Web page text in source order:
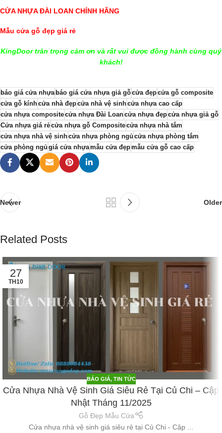
CỬA NHỰA ĐÀI LOAN CHÍNH HÃNG
Mẫu cửa gỗ đẹp giá rẻ
KingDoor trân trọng cảm ơn và rất vui được đồng hành cùng quý
khách!
báo giá cửa nhựabáo giá cửa nhựa giả gỗcửa đẹpcửa gỗ composite
cửa gỗ kínhcửa nhà đẹpcửa nhà vệ sinhcửa nhựa cao cấp
cửa nhựa compositecửa nhựa Đài Loancửa nhựa đẹpcửa nhựa giả gỗ
Cửa nhựa giá rẻcửa nhựa gỗ Compositecửa nhựa nhà tắm
cửa nhựa nhà vệ sinhcửa nhựa phòng ngủ cửa nhựa phòng tắm
cửa phòng ngủ giá cửa nhựamẫu cửa đẹpmẫu cửa gỗ cao cấp
Newer Older
Related Posts
27
TH10
BÁO GIÁ, TIN TỨC
Cửa Nhựa Nhà Vệ Sinh Giá Siêu Rẻ Tại Củ Chi – Cập
Nhật Tháng 11/2025
Gỗ Đẹp Mẫu Cửa
Cửa nhựa nhà vệ sinh giá siêu rẻ tại Củ Chi - Cập ...